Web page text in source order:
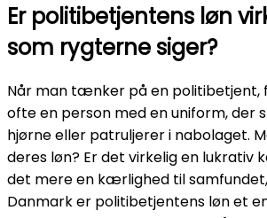
Er politibetjentens løn
som rygterne siger?
Når man tænker på en politibetjent,
ofte en person med en uniform, der
hjørne eller patruljerer i nabolaget.
deres løn? Er det virkelig en lukrativ
det mere en kærlighed til
Danmark er politibetjentens løn et